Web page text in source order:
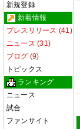
新規登録
新着情報
プレスリリース (41)
ニュース (31)
ブログ (9)
トピックス
ランキング
ニュース
試合
ファンサイト